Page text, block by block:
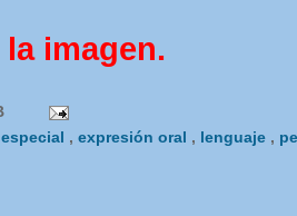
imagen.
, expresión oral , lenguaje ,